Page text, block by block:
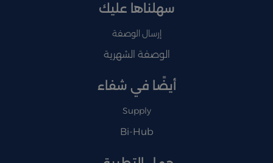
سهلناها عليك
إرسال الوصفة
الوصفة الشهرية
أيضًا في شفاء
Supply
Bi-Hub